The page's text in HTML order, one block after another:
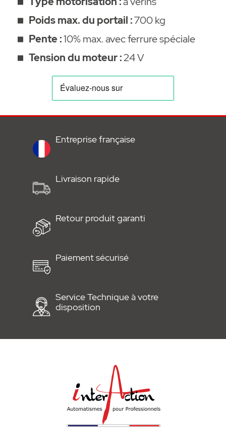
•Notice de montage et de service
•plan cablage twist 350 _ twist XL + 7029 +
feu
•Guide de démarrage rapide
Plan de câblage rapide branchement
cellules 2 fils
Branchement câbles moteurs Avril 2024
Poids max. du portail :700 kg
Pente :10% max. avec ferrure spéciale
Tension du moteur :24 V
Entreprise française
Livraison rapide
Retour produit garanti
Paiement sécurisé
Service Technique à votre
disposition